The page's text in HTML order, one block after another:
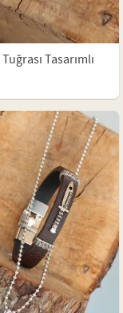
Tasarımlı
Renk Metal